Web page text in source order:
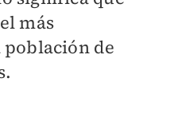
más
de